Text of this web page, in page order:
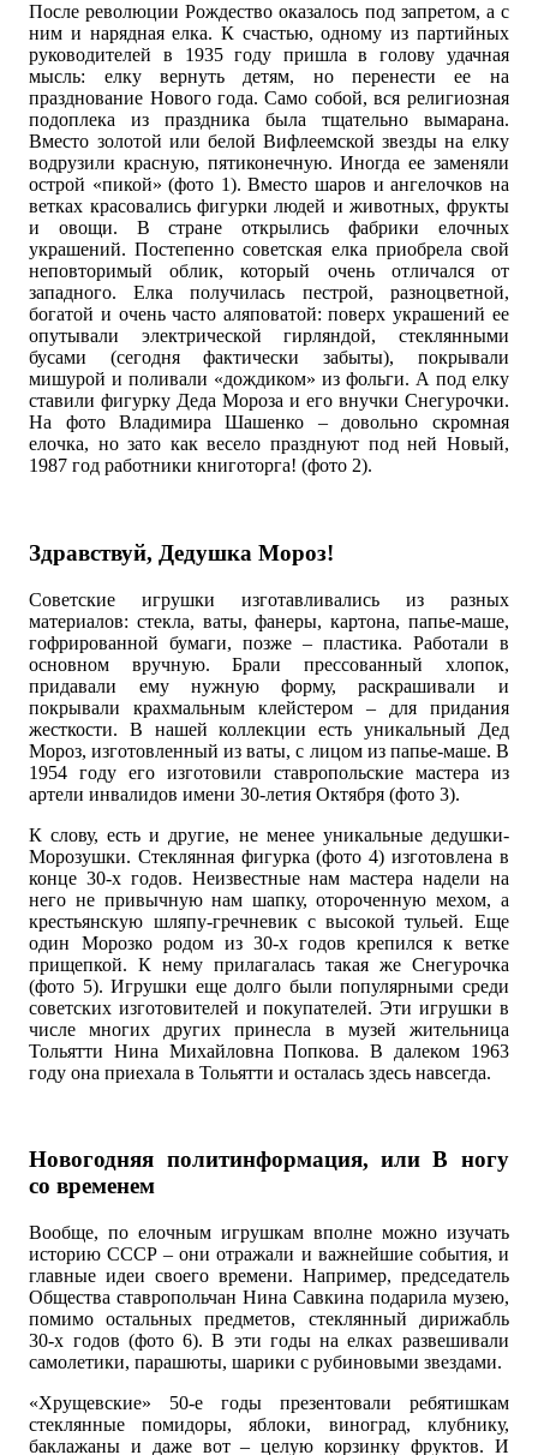
После революции Рождество оказалось под запретом, а с
ним и нарядная елка. К счастью, одному из партийных
руководителей в 1935 году пришла в голову удачная
мысль: елку вернуть детям, но перенести ее на
празднование Нового года. Само собой, вся религиозная
подоплека из праздника была тщательно вымарана.
Вместо золотой или белой Вифлеемской звезды на елку
водрузили красную, пятиконечную. Иногда ее заменяли
острой «пикой» (фото 1). Вместо шаров и ангелочков на
ветках красовались фигурки людей и животных, фрукты
и овощи. В стране открылись фабрики елочных
украшений. Постепенно советская елка приобрела свой
неповторимый облик, который очень отличался от
западного. Елка получилась пестрой, разноцветной,
богатой и очень часто аляповатой: поверх украшений ее
опутывали электрической гирляндой, стеклянными
бусами (сегодня фактически забыты), покрывали
мишурой и поливали «дождиком» из фольги. А под елку
ставили фигурку Деда Мороза и его внучки Снегурочки.
На фото Владимира Шашенко – довольно скромная
елочка, но зато как весело празднуют под ней Новый,
1987 год работники книготорга! (фото 2).
Здравствуй, Дедушка Мороз!
Советские игрушки изготавливались из разных
материалов: стекла, ваты, фанеры, картона, папье-маше,
гофрированной бумаги, позже – пластика. Работали в
основном вручную. Брали прессованный хлопок,
придавали ему нужную форму, раскрашивали и
покрывали крахмальным клейстером – для придания
жесткости. В нашей коллекции есть уникальный Дед
Мороз, изготовленный из ваты, с лицом из папье-маше. В
1954 году его изготовили ставропольские мастера из
артели инвалидов имени 30-летия Октября (фото 3).
К слову, есть и другие, не менее уникальные дедушки-
Морозушки. Стеклянная фигурка (фото 4) изготовлена в
конце 30-х годов. Неизвестные нам мастера надели на
него не привычную нам шапку, отороченную мехом, а
крестьянскую шляпу-гречневик с высокой тульей. Еще
один Морозко родом из 30-х годов крепился к ветке
прищепкой. К нему прилагалась такая же Снегурочка
(фото 5). Игрушки еще долго были популярными среди
советских изготовителей и покупателей. Эти игрушки в
числе многих других принесла в музей жительница
Тольятти Нина Михайловна Попкова. В далеком 1963
году она приехала в Тольятти и осталась здесь навсегда.
Новогодняя политинформация, или В ногу
со временем
Вообще, по елочным игрушкам вполне можно изучать
историю СССР – они отражали и важнейшие события, и
главные идеи своего времени. Например, председатель
Общества ставропольчан Нина Савкина подарила музею,
помимо остальных предметов, стеклянный дирижабль
30-х годов (фото 6). В эти годы на елках развешивали
самолетики, парашюты, шарики с рубиновыми звездами.
«Хрущевские» 50-е годы презентовали ребятишкам
стеклянные помидоры, яблоки, виноград, клубнику,
баклажаны и даже вот – целую корзинку фруктов. И